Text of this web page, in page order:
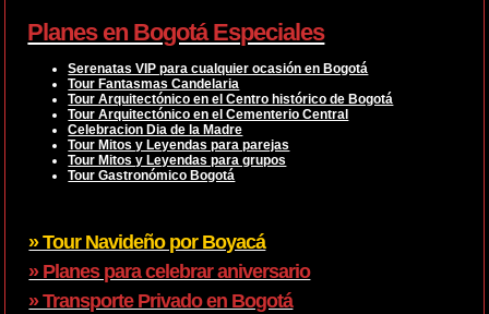
Planes en Bogotá Especiales
Serenatas VIP para cualquier ocasión en Bogotá
Tour Fantasmas Candelaria
Tour Arquitectónico en el Centro histórico de Bogotá
Tour Arquitectónico en el Cementerio Central
Celebracion Dia de la Madre
Tour Mitos y Leyendas para parejas
Tour Mitos y Leyendas para grupos
Tour Gastronómico Bogotá
» Tour Navideño por Boyacá
» Planes para celebrar aniversario
» Transporte Privado en Bogotá